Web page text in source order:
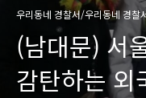
우리동네 경찰서/우리동네 경찰
(남대문) 서
감탄하는 외